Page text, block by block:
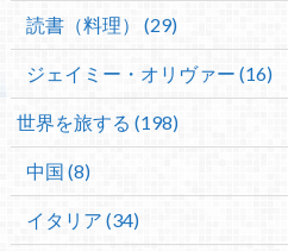
読書（料理） (29)
ジェイミー・オリヴァー (16)
世界を旅する (198)
中国 (8)
イタリア (34)